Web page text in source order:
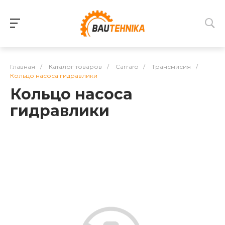
Главная / Каталог товаров / Carraro / Трансмисия
/
Кольцо насоса гидравлики
Кольцо насоса
гидравлики